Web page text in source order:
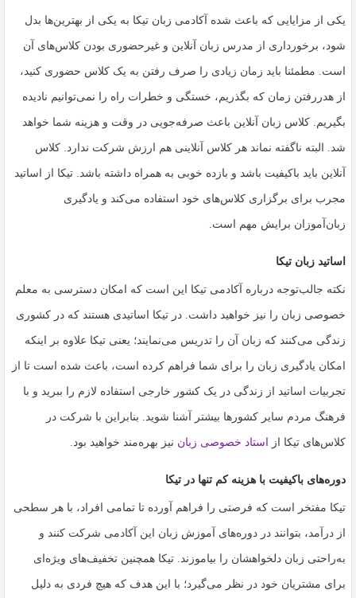
یکی از مزایایی که باعث شده آکادمی زبان تیکا به یکی از بهترین‌ها بدل
شود، برخورداری از مدرس زبان آنلاین و غیرحضوری بودن کلاس‌های آن
است. مطمئنا باید زمان زیادی را صرف رفتن به یک کلاس حضوری کنید،
از هدررفتن زمان که بگذریم، خستگی و خطرات راه را نمی‌توانیم نادیده
بگیریم. کلاس زبان آنلاین باعث صرفه‌جویی در وقت و هزینه شما خواهد
شد. البته ناگفته نماند هر کلاس آنلاینی هم ارزش شرکت ندارد. کلاس
آنلاین باید باکیفیت باشد و بازده خوبی به همراه داشته باشد. تیکا از اساتید
مجرب برای برگزاری کلاس‌های خود استفاده می‌کند و یادگیری
زبان‌آموزان برایش مهم است.
اساتید زبان تیکا
نکته جالب‌توجه درباره آکادمی تیکا این است که امکان دسترسی به معلم
خصوصی زبان را نیز خواهید داشت. در تیکا اساتیدی هستند که در کشوری
زندگی می‌کنند که زبان آن را تدریس می‌نمایند؛ یعنی تیکا علاوه بر اینکه
امکان یادگیری زبان را برای شما فراهم کرده است، باعث شده است تا از
تجربیات اساتید از زندگی در یک کشور خارجی استفاده لازم را ببرید و با
فرهنگ مردم سایر کشورها بیشتر آشنا شوید. بنابراین با شرکت در
کلاس‌های تیکا از استاد خصوصی زبان نیز بهره‌مند خواهید بود.
دوره‌های باکیفیت با هزینه کم تنها در تیکا
تیکا مفتخر است که فرصتی را فراهم آورده تا تمامی افراد، با هر سطحی
از درآمد، بتوانند در دوره‌های آموزش زبان این آکادمی شرکت کنند و
به‌راحتی زبان دلخواهشان را بیاموزند. تیکا همچنین تخفیف‌های ویژه‌ای
برای مشتریان خود در نظر می‌گیرد؛ با این هدف که هیچ فردی به دلیل